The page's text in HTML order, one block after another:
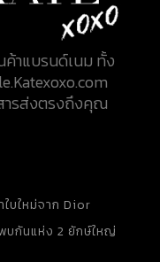
พร่หลายในช่วงยุค
เริ่มจากเครื่องแบบ
ทั่วโลก นอกจากนี้
ในกระแสนิยมของ
...
ค้าแบรนด์เนม ทั้ง
ารส่งตรงถึงคุณ
บใหม่จาก Dior
กันแห่ง 2 ยักษ์ใหญ่